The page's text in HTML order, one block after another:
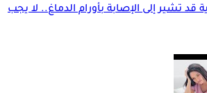
قد تشير إلى الإصابة بأورام الدماغ.. لا يجب